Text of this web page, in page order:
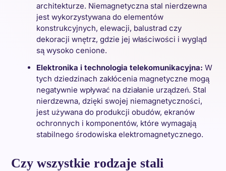
architekturze. Niemagnetyczna stal nierdzewna
jest wykorzystywana do elementów
konstrukcyjnych, elewacji, balustrad czy
dekoracji wnętrz, gdzie jej właściwości i wygląd
są wysoko cenione.
Elektronika i technologia telekomunikacyjna: W
tych dziedzinach zakłócenia magnetyczne mogą
negatywnie wpływać na działanie urządzeń. Stal
nierdzewna, dzięki swojej niemagnetyczności,
jest używana do produkcji obudów, ekranów
ochronnych i komponentów, które wymagają
stabilnego środowiska elektromagnetycznego.
Czy wszystkie rodzaje stali